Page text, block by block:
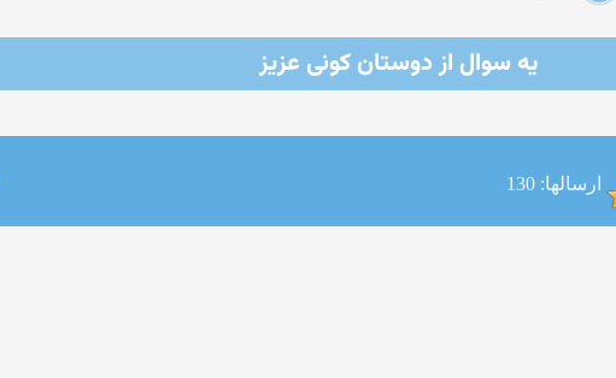
یه سوال از دوستان كونی عزیز
ارسالها: 130